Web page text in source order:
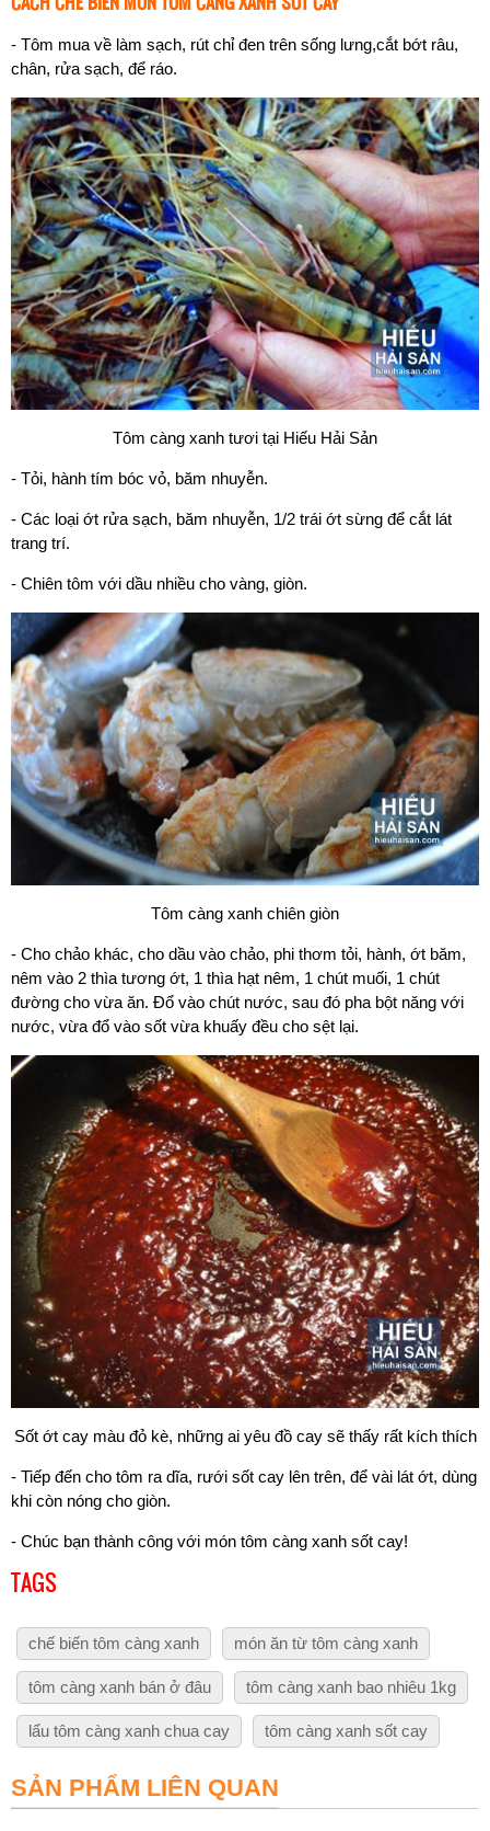
- Tôm mua về làm sạch, rút chỉ đen trên sống lưng,cắt bớt râu,
chân, rửa sạch, để ráo.
Tôm càng xanh tươi tại Hiếu Hải Sản
- Tỏi, hành tím bóc vỏ, băm nhuyễn.
- Các loại ớt rửa sạch, băm nhuyễn, 1/2 trái ớt sừng để cắt lát
trang trí.
- Chiên tôm với dầu nhiều cho vàng, giòn.
Tôm càng xanh chiên giòn
- Cho chảo khác, cho dầu vào chảo, phi thơm tỏi, hành, ớt băm,
nêm vào 2 thìa tương ớt, 1 thìa hạt nêm, 1 chút muối, 1 chút
đường cho vừa ăn. Đổ vào chút nước, sau đó pha bột năng với
nước, vừa đổ vào sốt vừa khuấy đều cho sệt lại.
Sốt ớt cay màu đỏ kè, những ai yêu đồ cay sẽ thấy rất kích thích
- Tiếp đến cho tôm ra dĩa, rưới sốt cay lên trên, để vài lát ớt, dùng
khi còn nóng cho giòn.
- Chúc bạn thành công với món tôm càng xanh sốt cay!
TAGS
chế biến tôm càng xanh món ăn từ tôm càng xanh
tôm càng xanh bán ở đâu tôm càng xanh bao nhiêu 1kg
lẩu tôm càng xanh chua cay tôm càng xanh sốt cay
SẢN PHẨM LIÊN QUAN